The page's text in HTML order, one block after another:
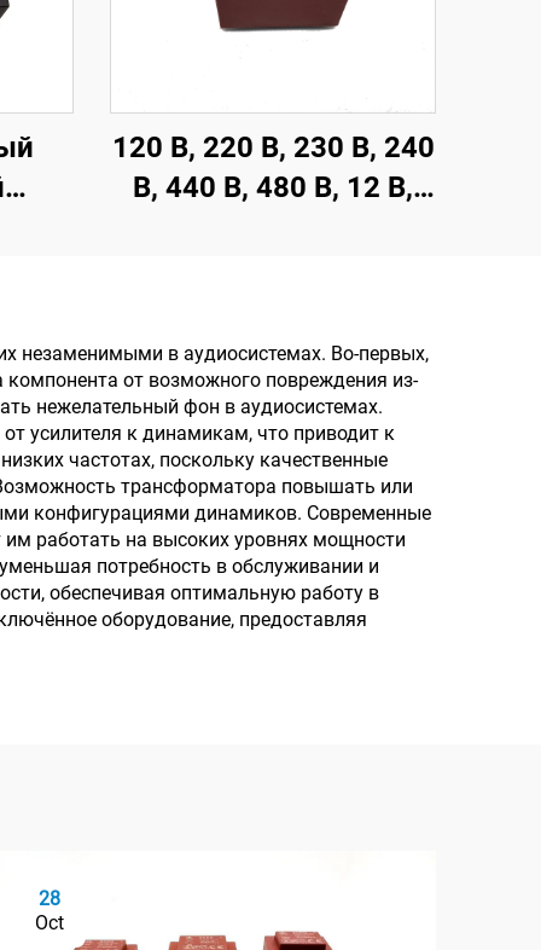
110
120 В, 220 В, 230 В, 240
В, 440 В, 480 В, 12 В,
печатной платой
незаменимыми в аудиосистемах. Во-первых,
от возможного повреждения из-
нежелательный фон в аудиосистемах.
усилителя к динамикам, что приводит к
частотах, поскольку качественные
трансформатора повышать или
конфигурациями динамиков. Современные
работать на высоких уровнях мощности
потребность в обслуживании и
обеспечивая оптимальную работу в
оборудование, предоставляя
28
Oct